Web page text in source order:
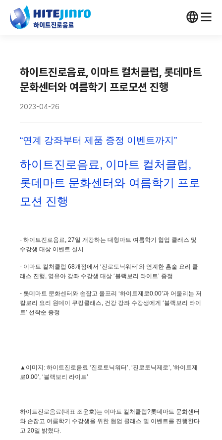
하이트진로음료, 이마트 컬처클럽, 롯데마트
문화센터와 여름학기 프로모션 진행
2023-04-26
“연계 강좌부터 제품 증정 이벤트까지”
하이트진로음료, 이마트 컬처클럽,
롯데마트 문화센터와 여름학기 프로
모션 진행
- 하이트진로음료, 27일 개강하는 대형마트 여름학기 협업 클래스 및
수강생 대상 이벤트 실시
- 이마트 컬처클럽 68개점에서 ‘진로토닉워터’와 연계한 홈술 요리 클
래스 진행, 영유아 강좌 수강생 대상 ‘블랙보리 라이트’ 증정
- 롯데마트 문화센터와 손잡고 올프리 ‘하이트제로0.00’과 어울리는 저
칼로리 요리 원데이 쿠킹클래스, 건강 강좌 수강생에게 ‘블랙보리 라이
트’ 선착순 증정
▲이미지 : 하이트진로음료 ‘진로토닉워터’, ‘진로토닉제로’, '하이트제
로0.00’, ‘블랙보리 라이트’
하이트진로음료(대표 조운호)는 이마트 컬처클럽?롯데마트 문화센터
와 손잡고 여름학기 수강생을 위한 협업 클래스 및 이벤트를 진행한다
고 20일 밝혔다.